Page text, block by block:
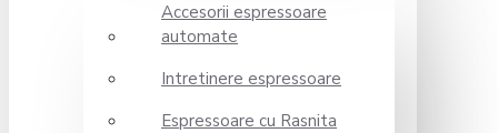
Accesorii espressoare
automate
Intretinere espressoare
Espressoare cu Rasnita